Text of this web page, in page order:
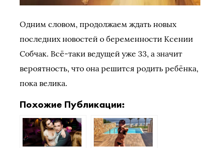
Одним словом, продолжаем ждать новых
последних новостей о беременности Ксении
Собчак. Всё-таки ведущей уже 33, а значит
вероятность, что она решится родить ребёнка,
пока велика.
Похожие Публикации: